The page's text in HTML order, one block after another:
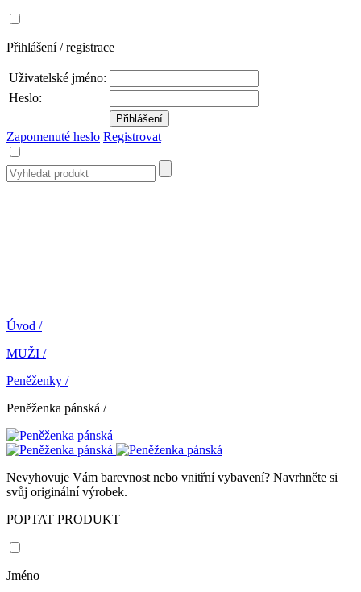
Přihlášení / registrace
Uživatelské jméno:
Heslo:
Zapomenuté heslo Registrovat
Úvod /
MUŽI /
Peněženky /
Peněženka pánská /
Nevyhovuje Vám barevnost nebo vnitřní vybavení? Navrhněte si
svůj originální výrobek.
POPTAT PRODUKT
Jméno